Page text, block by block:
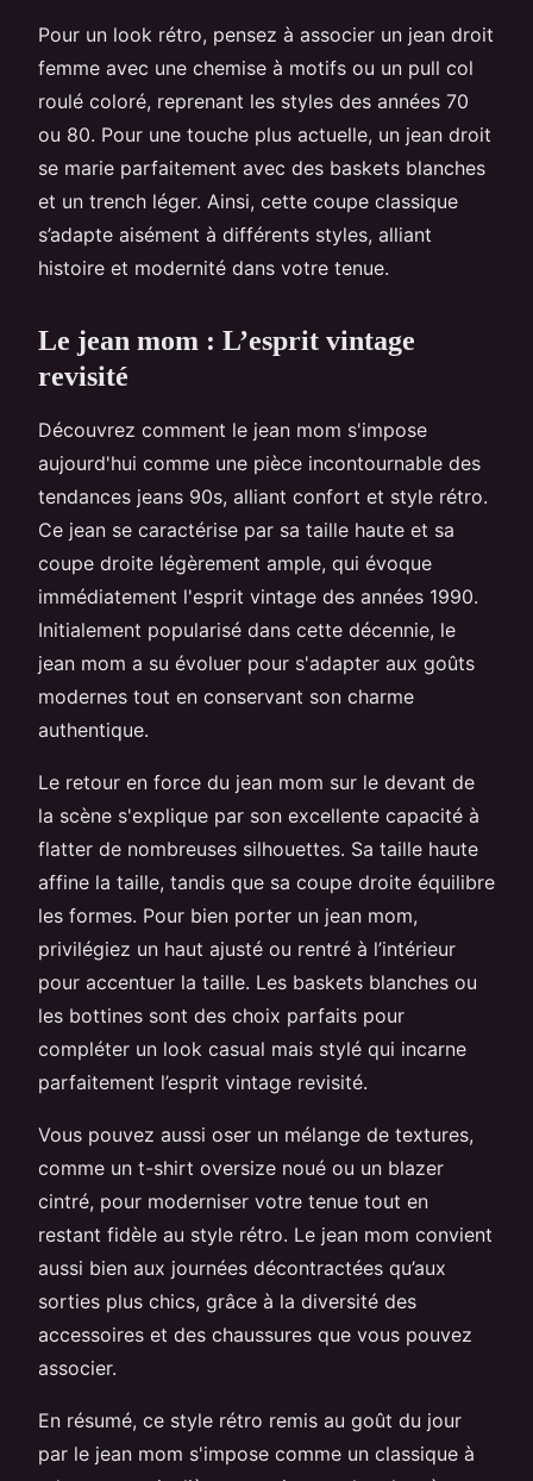
Pour un look rétro, pensez à associer un jean droit
femme avec une chemise à motifs ou un pull col
roulé coloré, reprenant les styles des années 70
ou 80. Pour une touche plus actuelle, un jean droit
se marie parfaitement avec des baskets blanches
et un trench léger. Ainsi, cette coupe classique
s’adapte aisément à différents styles, alliant
histoire et modernité dans votre tenue.
Le jean mom : L’esprit vintage
revisité
Découvrez comment le jean mom s'impose
aujourd'hui comme une pièce incontournable des
tendances jeans 90s, alliant confort et style rétro.
Ce jean se caractérise par sa taille haute et sa
coupe droite légèrement ample, qui évoque
immédiatement l'esprit vintage des années 1990.
Initialement popularisé dans cette décennie, le
jean mom a su évoluer pour s'adapter aux goûts
modernes tout en conservant son charme
authentique.
Le retour en force du jean mom sur le devant de
la scène s'explique par son excellente capacité à
flatter de nombreuses silhouettes. Sa taille haute
affine la taille, tandis que sa coupe droite équilibre
les formes. Pour bien porter un jean mom,
privilégiez un haut ajusté ou rentré à l’intérieur
pour accentuer la taille. Les baskets blanches ou
les bottines sont des choix parfaits pour
compléter un look casual mais stylé qui incarne
parfaitement l’esprit vintage revisité.
Vous pouvez aussi oser un mélange de textures,
comme un t-shirt oversize noué ou un blazer
cintré, pour moderniser votre tenue tout en
restant fidèle au style rétro. Le jean mom convient
aussi bien aux journées décontractées qu’aux
sorties plus chics, grâce à la diversité des
accessoires et des chaussures que vous pouvez
associer.
En résumé, ce style rétro remis au goût du jour
par le jean mom s'impose comme un classique à